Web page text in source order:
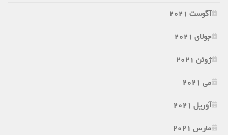
آگوست 2021
جولای 2021
ژوئن 2021
می 2021
آوریل 2021
مارس 2021